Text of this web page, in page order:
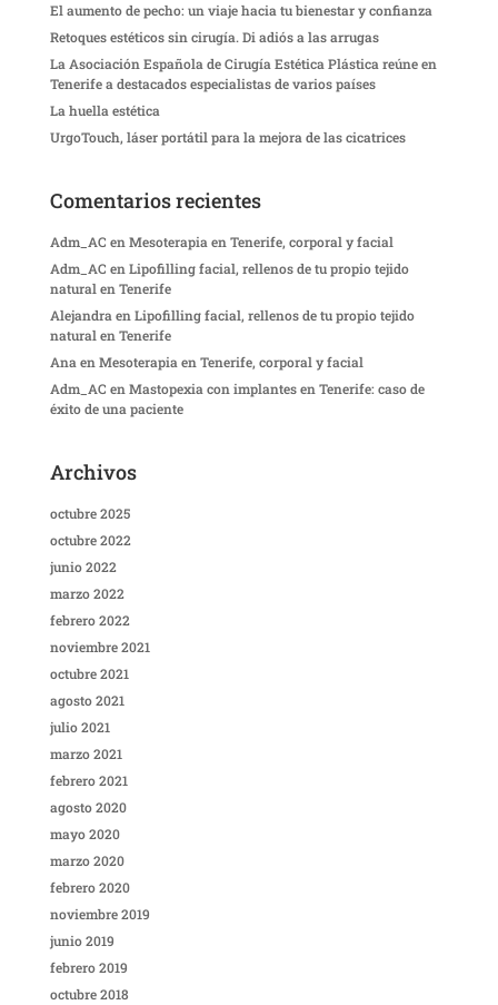
El aumento de pecho: un viaje hacia tu bienestar y confianza
Retoques estéticos sin cirugía. Di adiós a las arrugas
La Asociación Española de Cirugía Estética Plástica reúne en
Tenerife a destacados especialistas de varios países
La huella estética
UrgoTouch, láser portátil para la mejora de las cicatrices
Comentarios recientes
Adm_AC enMesoterapia en Tenerife, corporal y facial
Adm_AC enLipofilling facial, rellenos de tu propio tejido
natural en Tenerife
AlejandraenLipofilling facial, rellenos de tu propio tejido
natural en Tenerife
AnaenMesoterapia en Tenerife, corporal y facial
Adm_AC enMastopexia con implantes en Tenerife: caso de
éxito de una paciente
Archivos
octubre 2025
octubre 2022
junio 2022
marzo 2022
febrero 2022
noviembre 2021
octubre 2021
agosto 2021
julio 2021
marzo 2021
febrero 2021
agosto 2020
mayo 2020
marzo 2020
febrero 2020
noviembre 2019
junio 2019
febrero 2019
octubre 2018